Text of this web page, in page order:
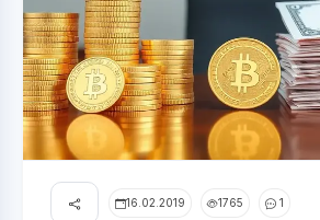
16.02.2019 1765 1